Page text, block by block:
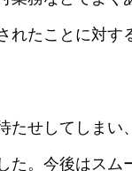
れたことに対す
たせしてしま
た。今後はスム